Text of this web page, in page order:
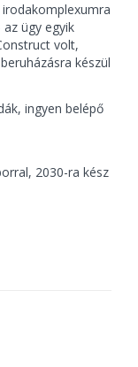
ügy egyik
volt,
készül
ingyen belépő
2030-ra kész